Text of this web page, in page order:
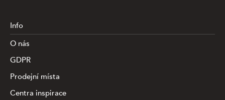
Info
O nás
GDPR
Prodejní místa
Centra inspirace